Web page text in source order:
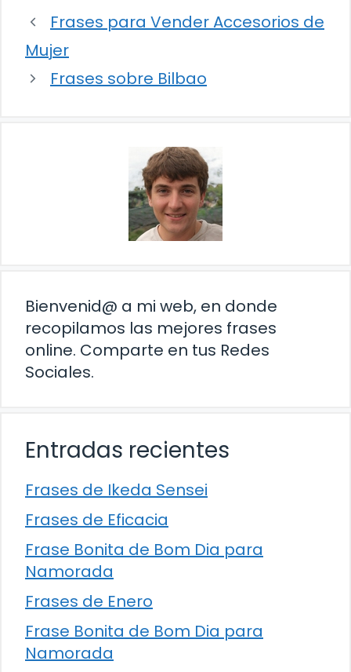
Frases para Vender Accesorios de
Mujer
Frases sobre Bilbao
Bienvenid@ a mi web, en donde
recopilamos las mejores frases
online. Comparte en tus Redes
Sociales.
Entradas recientes
Frases de Ikeda Sensei
Frases de Eficacia
Frase Bonita de Bom Dia para
Namorada
Frases de Enero
Frase Bonita de Bom Dia para
Namorada